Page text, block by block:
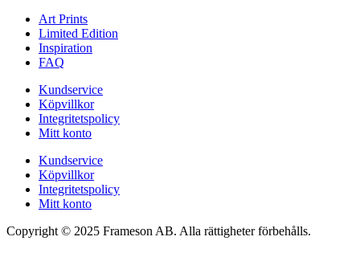
Art Prints
Limited Edition
Inspiration
FAQ
Kundservice
Köpvillkor
Integritetspolicy
Mitt konto
Kundservice
Köpvillkor
Integritetspolicy
Mitt konto
Copyright © 2025 Frameson AB. Alla rättigheter förbehålls.